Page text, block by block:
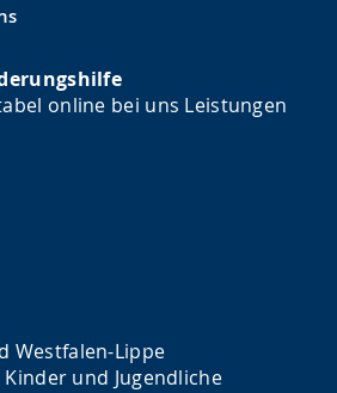
online bei uns Leistungen
Westfalen-Lippe
und Jugendliche